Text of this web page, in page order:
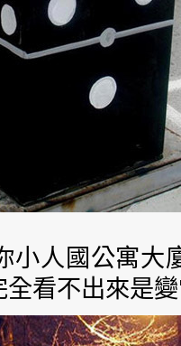
小人國公寓大
看不出來是